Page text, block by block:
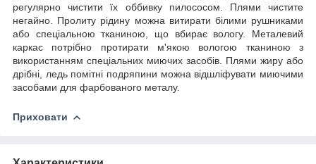
регулярно чистити їх оббивку пилососом. Плями чистите
негайно. Пролиту рідину можна витирати білими рушниками
або спеціальною тканиною, що вбирає вологу. Металевий
каркас потрібно протирати м'якою вологою тканиною з
використанням спеціальних миючих засобів. Плями жиру або
дрібні, ледь помітні подряпини можна відшліфувати миючими
засобами для фарбованого металу.
Приховати